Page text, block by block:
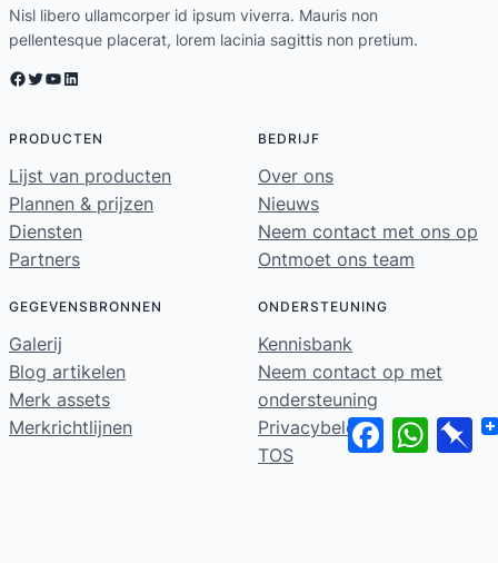
Nisl libero ullamcorper id ipsum viverra. Mauris non
pellentesque placerat, lorem lacinia sagittis non pretium.
Facebook Twitter YouTube LinkedIn
PRODUCTEN
Lijst van producten
Plannen & prijzen
Diensten
Partners
BEDRIJF
Over ons
Nieuws
Neem contact met ons op
Ontmoet ons team
GEGEVENSBRONNEN
Galerij
Blog artikelen
Merk assets
Merkrichtlijnen
ONDERSTEUNING
Kennisbank
Neem contact op met
ondersteuning
Privacybeleid
TOS
Facebook